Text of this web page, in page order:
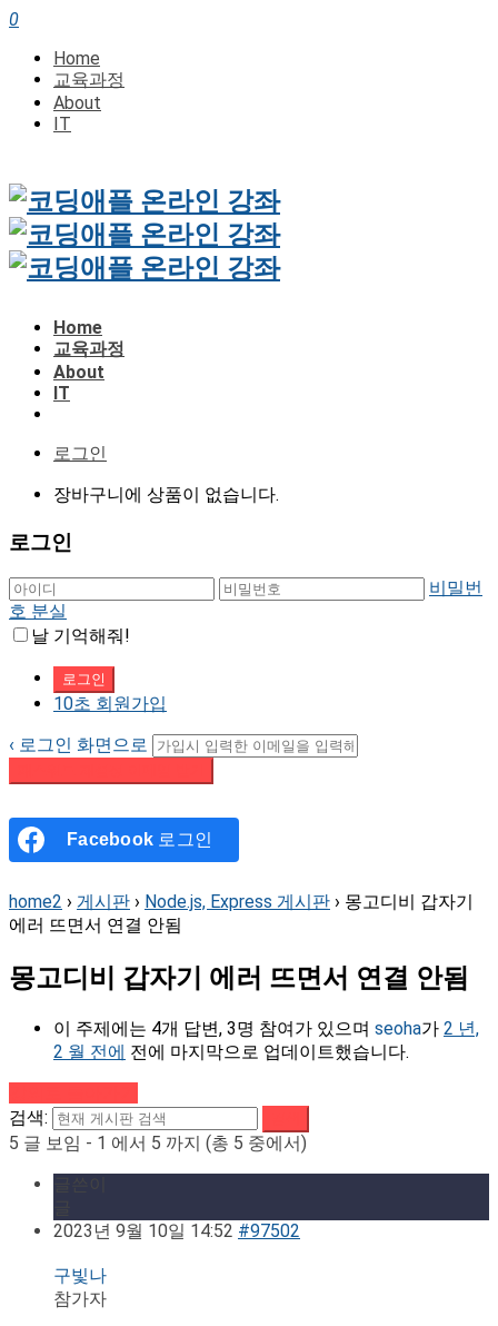
0
Home
교육과정
About
IT
Home
교육과정
About
IT
로그인
장바구니에 상품이 없습니다.
로그인
비밀번
호 분실
날 기억해줘!
10초 회원가입
‹ 로그인 화면으로
Facebook 로그인
home2 › 게시판 › Node.js, Express 게시판 › 몽고디비 갑자기
에러 뜨면서 연결 안됨
몽고디비 갑자기 에러 뜨면서 연결 안됨
이 주제에는 4개 답변, 3명 참여가 있으며 seoha가 2 년,
2 월 전에 전에 마지막으로 업데이트했습니다.
검색:
5 글 보임 - 1 에서 5 까지 (총 5 중에서)
2023년 9월 10일 14:52 #97502
구빛나
참가자